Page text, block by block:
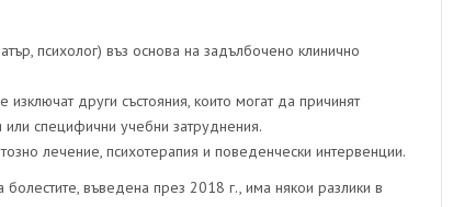
психолог) въз основа на задълбочено клинично
други състояния, които могат да причинят
специфични учебни затруднения.
лечение, психотерапия и поведенчески интервенции.
въведена през 2018 г., има някои разлики в